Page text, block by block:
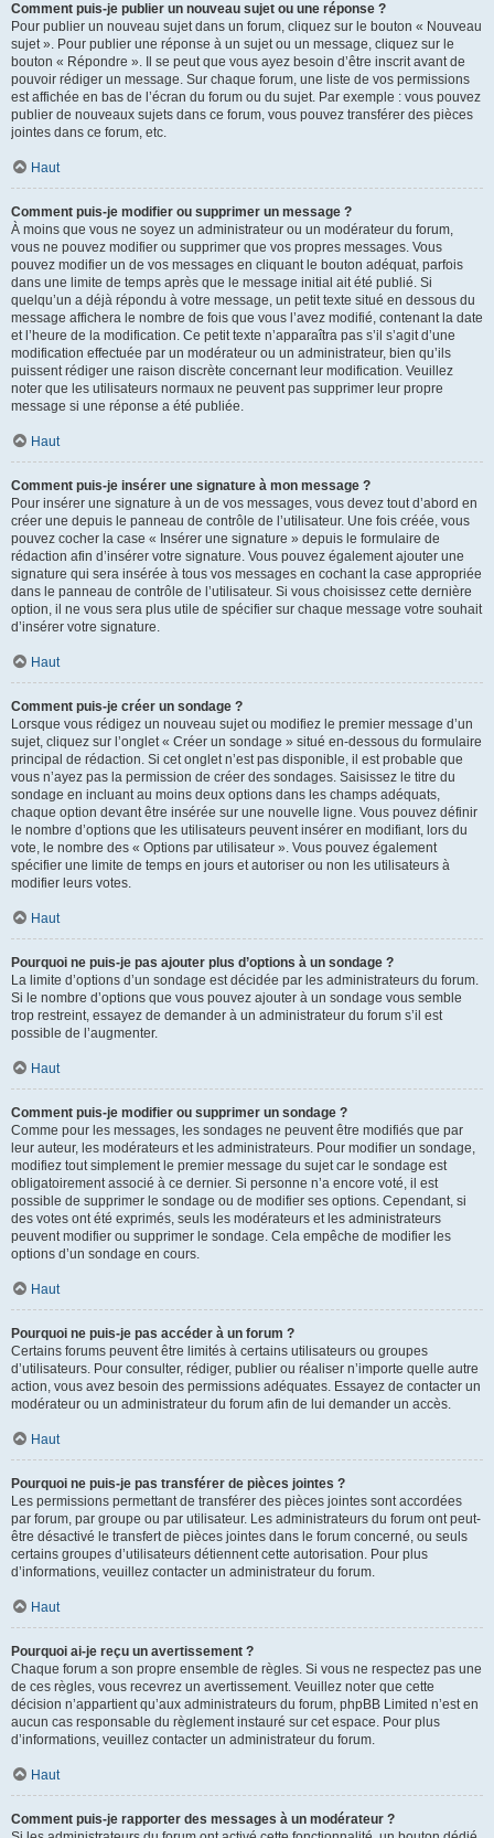
Comment puis-je publier un nouveau sujet ou une réponse ?
Pour publier un nouveau sujet dans un forum, cliquez sur le bouton « Nouveau
sujet ». Pour publier une réponse à un sujet ou un message, cliquez sur le
bouton « Répondre ». Il se peut que vous ayez besoin d’être inscrit avant de
pouvoir rédiger un message. Sur chaque forum, une liste de vos permissions
est affichée en bas de l’écran du forum ou du sujet. Par exemple : vous pouvez
publier de nouveaux sujets dans ce forum, vous pouvez transférer des pièces
jointes dans ce forum, etc.
Haut
Comment puis-je modifier ou supprimer un message ?
À moins que vous ne soyez un administrateur ou un modérateur du forum,
vous ne pouvez modifier ou supprimer que vos propres messages. Vous
pouvez modifier un de vos messages en cliquant le bouton adéquat, parfois
dans une limite de temps après que le message initial ait été publié. Si
quelqu’un a déjà répondu à votre message, un petit texte situé en dessous du
message affichera le nombre de fois que vous l’avez modifié, contenant la date
et l’heure de la modification. Ce petit texte n’apparaîtra pas s’il s’agit d’une
modification effectuée par un modérateur ou un administrateur, bien qu’ils
puissent rédiger une raison discrète concernant leur modification. Veuillez
noter que les utilisateurs normaux ne peuvent pas supprimer leur propre
message si une réponse a été publiée.
Haut
Comment puis-je insérer une signature à mon message ?
Pour insérer une signature à un de vos messages, vous devez tout d’abord en
créer une depuis le panneau de contrôle de l’utilisateur. Une fois créée, vous
pouvez cocher la case « Insérer une signature » depuis le formulaire de
rédaction afin d’insérer votre signature. Vous pouvez également ajouter une
signature qui sera insérée à tous vos messages en cochant la case appropriée
dans le panneau de contrôle de l’utilisateur. Si vous choisissez cette dernière
option, il ne vous sera plus utile de spécifier sur chaque message votre souhait
d’insérer votre signature.
Haut
Comment puis-je créer un sondage ?
Lorsque vous rédigez un nouveau sujet ou modifiez le premier message d’un
sujet, cliquez sur l’onglet « Créer un sondage » situé en-dessous du formulaire
principal de rédaction. Si cet onglet n’est pas disponible, il est probable que
vous n’ayez pas la permission de créer des sondages. Saisissez le titre du
sondage en incluant au moins deux options dans les champs adéquats,
chaque option devant être insérée sur une nouvelle ligne. Vous pouvez définir
le nombre d’options que les utilisateurs peuvent insérer en modifiant, lors du
vote, le nombre des « Options par utilisateur ». Vous pouvez également
spécifier une limite de temps en jours et autoriser ou non les utilisateurs à
modifier leurs votes.
Haut
Pourquoi ne puis-je pas ajouter plus d’options à un sondage ?
La limite d’options d’un sondage est décidée par les administrateurs du forum.
Si le nombre d’options que vous pouvez ajouter à un sondage vous semble
trop restreint, essayez de demander à un administrateur du forum s’il est
possible de l’augmenter.
Haut
Comment puis-je modifier ou supprimer un sondage ?
Comme pour les messages, les sondages ne peuvent être modifiés que par
leur auteur, les modérateurs et les administrateurs. Pour modifier un sondage,
modifiez tout simplement le premier message du sujet car le sondage est
obligatoirement associé à ce dernier. Si personne n’a encore voté, il est
possible de supprimer le sondage ou de modifier ses options. Cependant, si
des votes ont été exprimés, seuls les modérateurs et les administrateurs
peuvent modifier ou supprimer le sondage. Cela empêche de modifier les
options d’un sondage en cours.
Haut
Pourquoi ne puis-je pas accéder à un forum ?
Certains forums peuvent être limités à certains utilisateurs ou groupes
d’utilisateurs. Pour consulter, rédiger, publier ou réaliser n’importe quelle autre
action, vous avez besoin des permissions adéquates. Essayez de contacter un
modérateur ou un administrateur du forum afin de lui demander un accès.
Haut
Pourquoi ne puis-je pas transférer de pièces jointes ?
Les permissions permettant de transférer des pièces jointes sont accordées
par forum, par groupe ou par utilisateur. Les administrateurs du forum ont peut-
être désactivé le transfert de pièces jointes dans le forum concerné, ou seuls
certains groupes d’utilisateurs détiennent cette autorisation. Pour plus
d’informations, veuillez contacter un administrateur du forum.
Haut
Pourquoi ai-je reçu un avertissement ?
Chaque forum a son propre ensemble de règles. Si vous ne respectez pas une
de ces règles, vous recevrez un avertissement. Veuillez noter que cette
décision n’appartient qu’aux administrateurs du forum, phpBB Limited n’est en
aucun cas responsable du règlement instauré sur cet espace. Pour plus
d’informations, veuillez contacter un administrateur du forum.
Haut
Comment puis-je rapporter des messages à un modérateur ?